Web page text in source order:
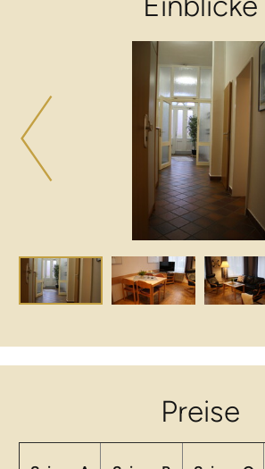
Preise